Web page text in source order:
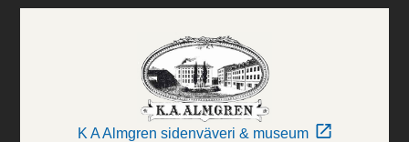
K A Almgren sidenväveri & museum